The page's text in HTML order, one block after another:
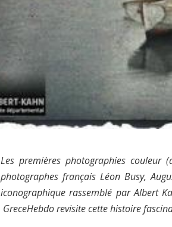
Les premières photographies couleur
photographes français Léon Busy,
iconographique rassemblé par Albert
GreceHebdo revisite cette histoire